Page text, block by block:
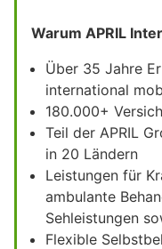
Warum APRIL
Über 35 Jahre
international
180.000+
Teil der APRIL
in 20 Ländern
Leistungen für
ambulante
Sehleistungen
Flexible